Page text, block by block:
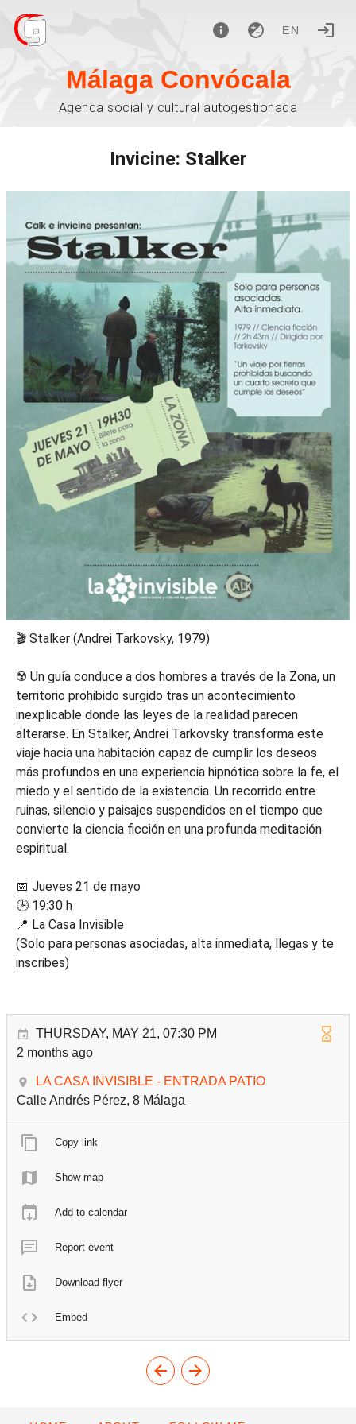
EN
Málaga Convócala
Agenda social y cultural autogestionada
Invicine: Stalker
🎬 Stalker (Andrei Tarkovsky, 1979)
☢️ Un guía conduce a dos hombres a través de la Zona, un
territorio prohibido surgido tras un acontecimiento
inexplicable donde las leyes de la realidad parecen
alterarse. En Stalker, Andrei Tarkovsky transforma este
viaje hacia una habitación capaz de cumplir los deseos
más profundos en una experiencia hipnótica sobre la fe, el
miedo y el sentido de la existencia. Un recorrido entre
ruinas, silencio y paisajes suspendidos en el tiempo que
convierte la ciencia ficción en una profunda meditación
espiritual.
📅 Jueves 21 de mayo
🕒 19:30 h
📍 La Casa Invisible
(Solo para personas asociadas, alta inmediata, llegas y te
inscribes)
THURSDAY, MAY 21, 07:30 PM
2 months ago
LA CASA INVISIBLE - ENTRADA PATIO
Calle Andrés Pérez, 8 Málaga
Copy link
Show map
Add to calendar
Report event
Download flyer
Embed